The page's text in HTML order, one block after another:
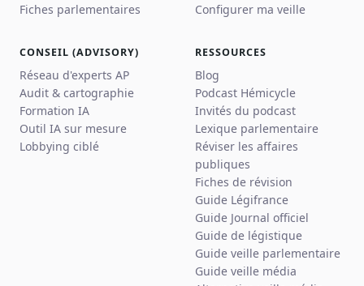
Fiches parlementaires
Configurer ma veille
CONSEIL (ADVISORY)
Réseau d'experts AP
Audit & cartographie
Formation IA
Outil IA sur mesure
Lobbying ciblé
RESSOURCES
Blog
Podcast Hémicycle
Invités du podcast
Lexique parlementaire
Réviser les affaires
publiques
Fiches de révision
Guide Légifrance
Guide Journal officiel
Guide de légistique
Guide veille parlementaire
Guide veille média